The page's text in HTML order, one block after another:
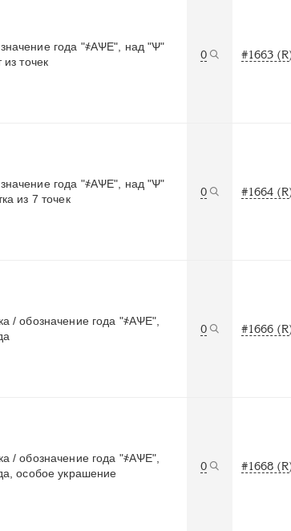
года "҂АѰЕ", над "Ѱ"
из точек
0 #1663
года "҂АѰЕ", над "Ѱ"
из 7 точек
0 #1664
/ обозначение года "҂АѰЕ",
0 #1666
/ обозначение года "҂АѰЕ",
особое украшение
0 #1668